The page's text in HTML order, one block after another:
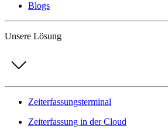
Blogs
Unsere Lösung
Zeiterfassungsterminal
Zeiterfassung in der Cloud